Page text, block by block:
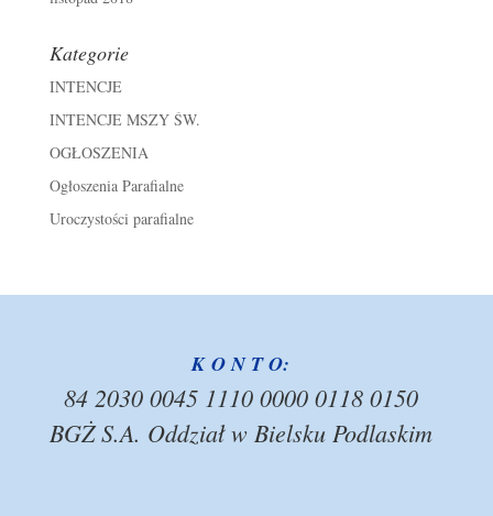
Kategorie
INTENCJE
INTENCJE MSZY ŚW.
OGŁOSZENIA
Ogłoszenia Parafialne
Uroczystości parafialne
K O N T O:
84 2030 0045 1110 0000 0118 0150
BGŻ S.A. Oddział w Bielsku Podlaskim